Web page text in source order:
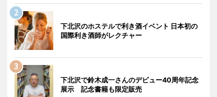
下北沢のホステルで利き酒イベント 日本初の
国際利き酒師がレクチャー
下北沢で鈴木成一さんのデビュー40周年記念
展示 記念書籍も限定販売